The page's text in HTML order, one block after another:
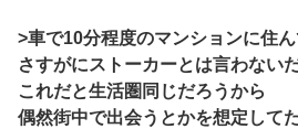
>車で10分程度のマンションに住
さすがにストーカーとは言わない
これだと生活圏同じだろうから
偶然街中で出会うとかを想定して